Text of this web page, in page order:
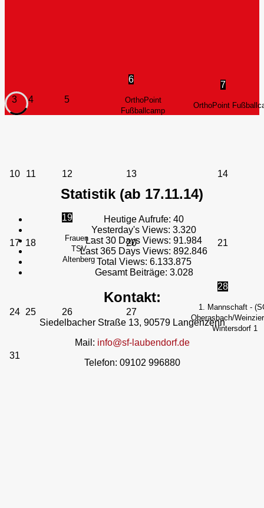
3 4 5
6
OrthoPoint
Fußballcamp
7
OrthoPoint
10 11 12 13 14
17 18
19
Frauen -
TSV
Altenberg
20 21
24 25 26 27
28
1. Mannschaft -
Oberasbach/
Wintersdorf 1
31
Statistik (ab 17.11.14)
Heutige Aufrufe: 40
Yesterday's Views: 3.320
Last 30 Days Views: 91.984
Last 365 Days Views: 892.846
Total Views: 6.133.875
Gesamt Beiträge: 3.028
Kontakt:
Siedelbacher Straße 13, 90579 Langenzenn
Mail: info@sf-laubendorf.de
Telefon: 09102 996880